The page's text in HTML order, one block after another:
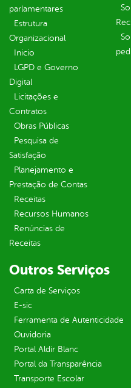
parlamentares
Estrutura
Organizacional
Inicio
LGPD e Governo
Digital
Licitações e
Contratos
Obras Públicas
Pesquisa de
Satisfação
Planejamento e
Prestação de Contas
Receitas
Recursos Humanos
Renúncias de
Receitas
Outros Serviços
Carta de Serviços
E-sic
Ferramenta de Autenticidade
Ouvidoria
Portal Aldir Blanc
Portal da Transparência
Transporte Escolar